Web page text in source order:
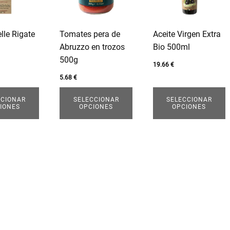
Rigate
Tomates pera de
Abruzzo en trozos
500g
5.68€
SELECCIONAR
OPCIONES
se
pueden
elegir
en
la
página
Aceite Virgen Extra
Bio 500ml
19.66 €
SELECCIONAR
OPCIONES
se
pueden
elegir
la
página